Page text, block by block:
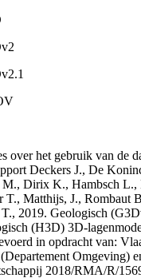
over het gebruik van de
Deckers J., De
M., Dirix K., Hambsch L.,
T., Matthijs, J., Rombaut
2019. Geologisch
(H3D) 3D-
in opdracht van:
Omgeving)
2018/RMA/R/